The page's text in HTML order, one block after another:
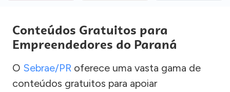
Conteúdos Gratuitos para
Empreendedores do Paraná
O Sebrae/PR oferece uma vasta gama de
conteúdos gratuitos para apoiar